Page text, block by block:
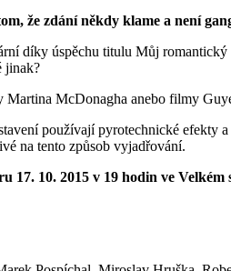
že zdání někdy klame a není
díky úspěchu titulu Můj
jinak?
McDonagha anebo filmy
používají pyrotechnické efekty
na tento způsob vyjadřování.
17. 10. 2015 v 19 hodin ve